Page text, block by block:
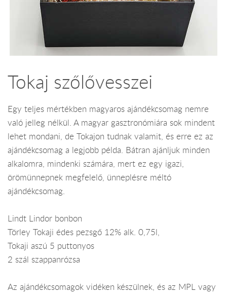
Tokaj szőlővesszei
Egy teljes mértékben magyaros ajándékcsomag nemre
való jelleg nélkül. A magyar gasztronómiára sok mindent
lehet mondani, de Tokajon tudnak valamit, és erre ez az
ajándékcsomag a legjobb példa. Bátran ajánljuk minden
alkalomra, mindenki számára, mert ez egy igazi,
örömünnepnek megfelelő, ünneplésre méltó
ajándékcsomag.
Lindt Lindor bonbon
Törley Tokaji édes pezsgő 12% alk. 0,75l,
Tokaji aszú 5 puttonyos
2 szál szappanrózsa
Az ajándékcsomagok vidéken készülnek, és az MPL vagy